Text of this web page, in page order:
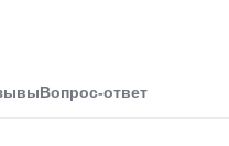
Вопрос-ответ